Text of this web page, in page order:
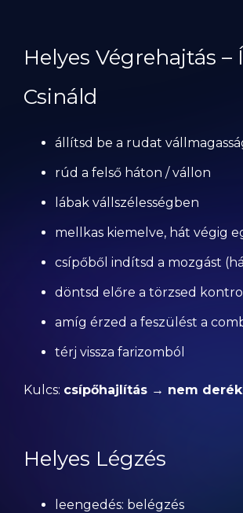
Helyes Végrehajtás –
Csináld
állítsd be a rudat
rúd a felső háton / vállon
lábak vállszélességben
mellkas kiemelve, hát végig
csípőből indítsd a mozgást
döntsd előre a törzsed
amíg érzed a feszülést a
térj vissza farizomból
Kulcs: csípőhajlítás → nem
Helyes Légzés
leengedés: belégzés